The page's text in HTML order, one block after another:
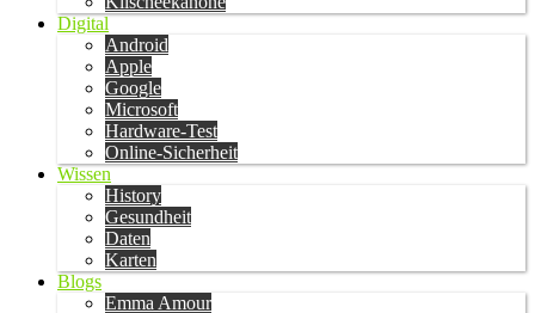
Digital
Android
Apple
Google
Microsoft
Hardware-Test
Online-Sicherheit
Wissen
History
Gesundheit
Daten
Karten
Blogs
Emma Amour